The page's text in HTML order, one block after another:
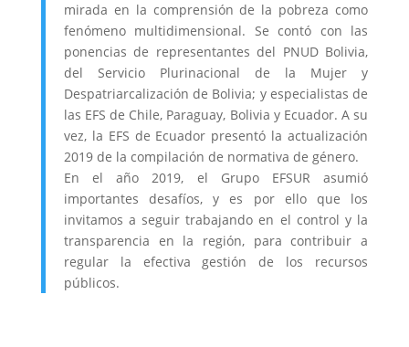
mirada en la comprensión de la pobreza como
fenómeno multidimensional. Se contó con las
ponencias de representantes del PNUD Bolivia,
del Servicio Plurinacional de la Mujer y
Despatriarcalización de Bolivia; y especialistas de
las EFS de Chile, Paraguay, Bolivia y Ecuador. A su
vez, la EFS de Ecuador presentó la actualización
2019 de la compilación de normativa de género.
En el año 2019, el Grupo EFSUR asumió
importantes desafíos, y es por ello que los
invitamos a seguir trabajando en el control y la
transparencia en la región, para contribuir a
regular la efectiva gestión de los recursos
públicos.